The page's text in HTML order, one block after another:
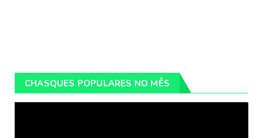
CHASQUES POPULARES NO MÊS